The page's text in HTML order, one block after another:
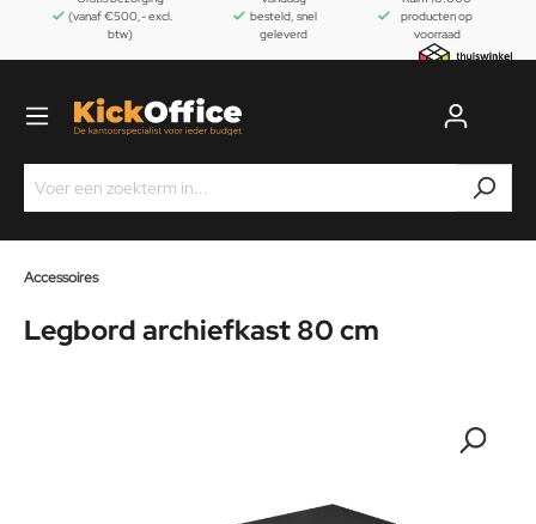
(vanaf €500,- excl.
btw)
besteld, snel
geleverd
producten op
voorraad
Accessoires
Legbord archiefkast 80 cm